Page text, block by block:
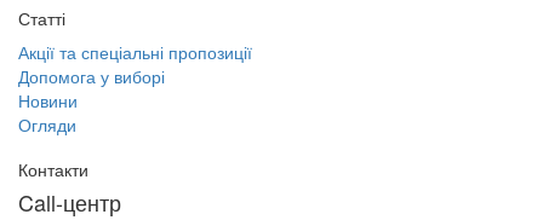
Статті
Акції та спеціальні пропозиції
Допомога у виборі
Новини
Огляди
Контакти
Call-центр